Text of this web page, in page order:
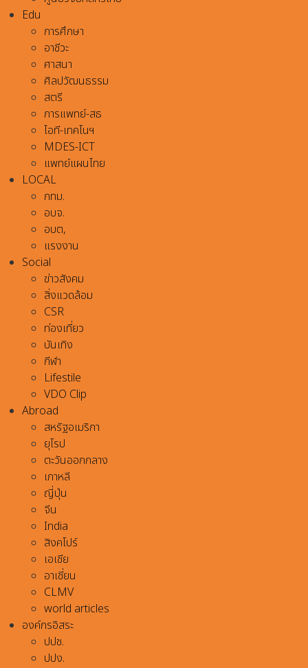
Edu
การศึกษา
อาชีวะ
ศาสนา
ศิลปวัฒนธรรม
สตรี
การแพทย์-สธ
ไอที-เทคโนฯ
MDES-ICT
แพทย์แผนไทย
LOCAL
กทม.
อบจ.
อบต,
แรงงาน
Social
ข่าวสังคม
สิ่งแวดล้อม
CSR
ท่องเที่ยว
บันเทิง
กีฬา
Lifestile
VDO Clip
Abroad
สหรัฐอเมริกา
ยุโรป
ตะวันออกกลาง
เกาหลี
ญี่ปุ่น
จีน
India
สิงคโปร์
เอเชีย
อาเชี่ยน
CLMV
world articles
องค์กรอิสระ
ปปช.
ปปง.